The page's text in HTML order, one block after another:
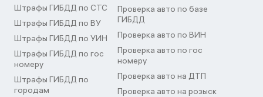
Штрафы ГИБДД по СТС
Штрафы ГИБДД по ВУ
Штрафы ГИБДД по УИН
Штрафы ГИБДД по гос
номеру
Штрафы ГИБДД по
городам
Проверка авто по базе
ГИБДД
Проверка авто по ВИН
Проверка авто по гос
номеру
Проверка авто на ДТП
Проверка авто на розыск